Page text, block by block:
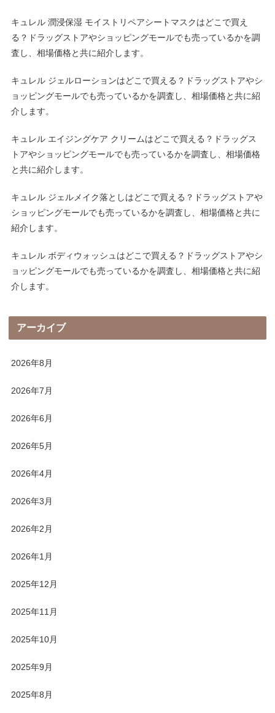
キュレル 潤浸保湿 モイストリペアシートマスクはどこで買え
る？ドラッグストアやショッピングモールでも売っているかを調
査し、相場価格と共に紹介します。
キュレル ジェルローションはどこで買える？ドラッグストアやシ
ョッピングモールでも売っているかを調査し、相場価格と共に紹
介します。
キュレル エイジングケア クリームはどこで買える？ドラッグス
トアやショッピングモールでも売っているかを調査し、相場価格
と共に紹介します。
キュレル ジェルメイク落としはどこで買える？ドラッグストアや
ショッピングモールでも売っているかを調査し、相場価格と共に
紹介します。
キュレル ボディウォッシュはどこで買える？ドラッグストアやシ
ョッピングモールでも売っているかを調査し、相場価格と共に紹
介します。
アーカイブ
2026年8月
2026年7月
2026年6月
2026年5月
2026年4月
2026年3月
2026年2月
2026年1月
2025年12月
2025年11月
2025年10月
2025年9月
2025年8月